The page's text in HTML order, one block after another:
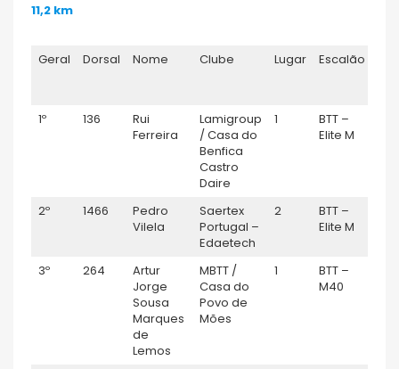
11,2 km
Geral Dorsal Nome Clube Lugar Escalão
1º 136
Rui
Ferreira
Lamigroup
/ Casa do
Benfica
Castro
Daire
1
BTT –
Elite M
2º 1466
Pedro
Vilela
Saertex
Portugal –
Edaetech
2
BTT –
Elite M
3º 264
Artur
Jorge
Sousa
Marques
de
Lemos
MBTT /
Casa do
Povo de
Mões
1
BTT –
M40